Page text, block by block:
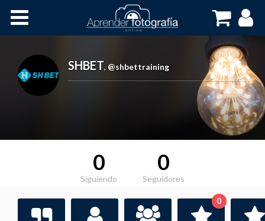
Cursos OnLine
SHBET, @shbettraining
0
Siguiendo
0
Seguidores
0